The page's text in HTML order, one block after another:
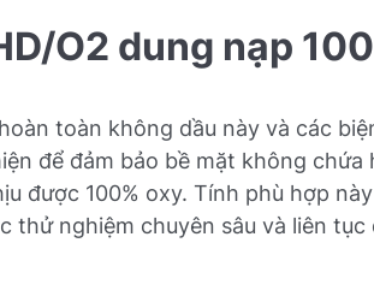
O2 dung nạp
toàn không dầu này và các
để đảm bảo bề mặt không chứa
được 100% oxy. Tính phù hợp
thử nghiệm chuyên sâu và liên tục